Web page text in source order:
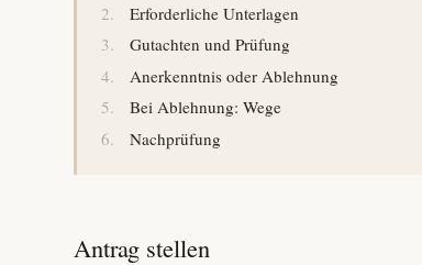
Erforderliche Unterlagen
Gutachten und Prüfung
Anerkenntnis oder Ablehnung
Bei Ablehnung: Wege
Nachprüfung
Antrag stellen